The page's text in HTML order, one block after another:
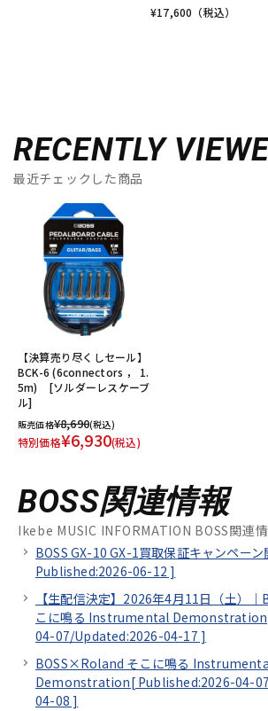
¥17,600 （税込）
RECENTLY
最近チェックした商品
【決算売り尽くしセール】
BCK-6 (6connectors ， 1.
5m) [ソルダーレスケーブ
ル]
販売価格¥8,690(税込)
特別価格¥6,930(税込)
BOSS関連情報
Ikebe MUSIC INFORMATION BOSS関連
BOSS GX-10 GX-1買取保証キャンペー
Published:2026-06-12 ]
【生配信決定】2026年4月11日（土）
こに鳴る Instrumental
04-07/Updated:2026-04-17 ]
BOSS×Roland そこに鳴る
Demonstration[ Published:2026-04-
04-08 ]